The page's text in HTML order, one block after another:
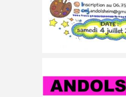
mai
8 ème édition du Salon